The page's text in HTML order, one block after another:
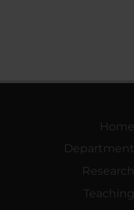
Home
Department
Research
Teaching